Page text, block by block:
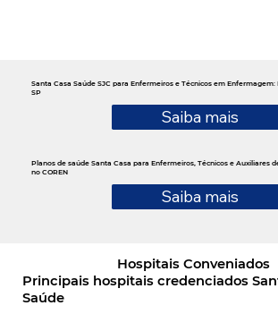
Santa Casa Saúde SJC para Enfermeiros e Técnicos em Enfermagem:
SP
Saiba mais
Planos de saúde Santa Casa para Enfermeiros, Técnicos e Auxiliares
no COREN
Saiba mais
Hospitais Conveniados
Principais hospitais credenciados
Saúde